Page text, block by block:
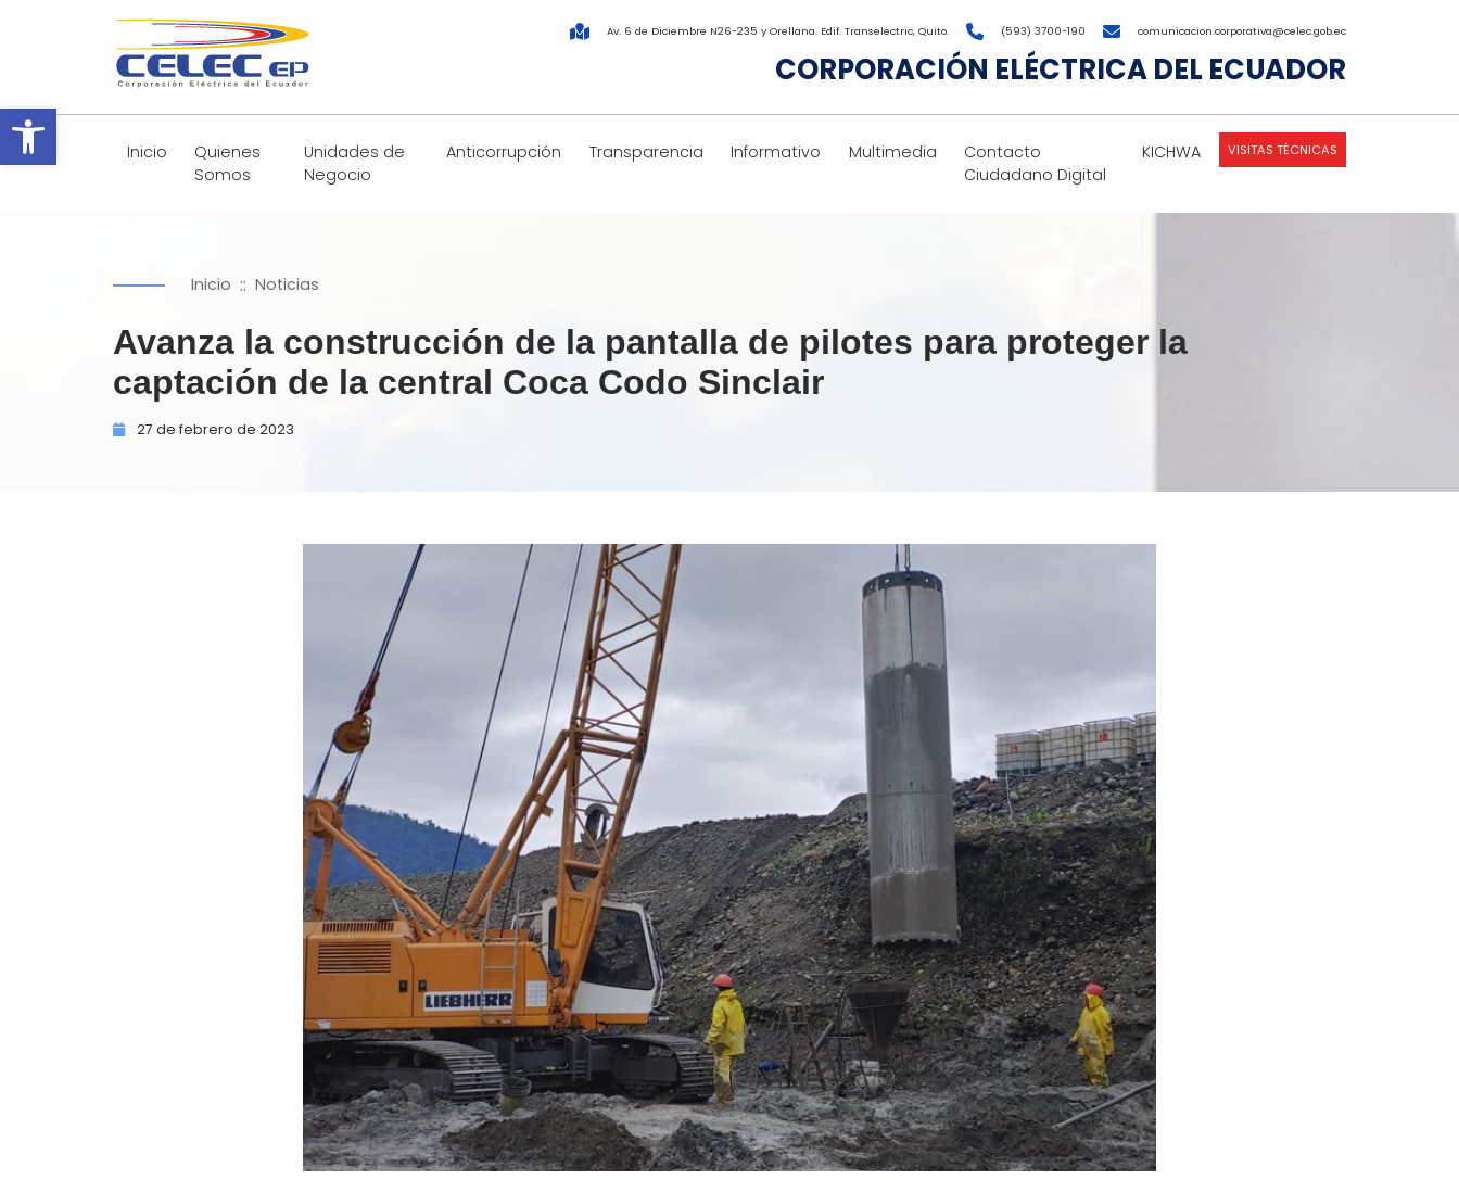
Abrir barra de herramientas
Av. 6 de Diciembre N26-235 y Orellana. Edif. Transelectric, Quito. (593) 3700-190 comunicacion.corporativa@celec.gob.ec
CORPORACIÓN ELÉCTRICA DEL ECUADOR
Inicio
Quienes
Somos
Unidades de
Negocio
Anticorrupción Transparencia Informativo Multimedia
Contacto
Ciudadano Digital
KICHWA VISITAS TÉCNICAS
Inicio :: Noticias
Avanza la construcción de la pantalla de pilotes para proteger la
captación de la central Coca Codo Sinclair
27 de febrero de 2023